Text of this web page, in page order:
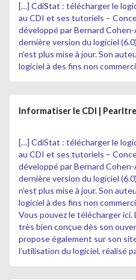
[…] CdiStat : télécharger le
au CDI et ses tutoriels –
développé par Bernard Cohen-
dernière version du logiciel
n’est plus mise à jour. Son
logiciel à des fins non
Informatiser le CDI |
[…] CdiStat : télécharger le
au CDI et ses tutoriels –
développé par Bernard Cohen-
dernière version du logiciel
n’est plus mise à jour. Son
logiciel à des fins non
Vous pouvez le télécharger ici.
très bien conçue dès son
propose également sur son
l’utilisation du logiciel, réalisé